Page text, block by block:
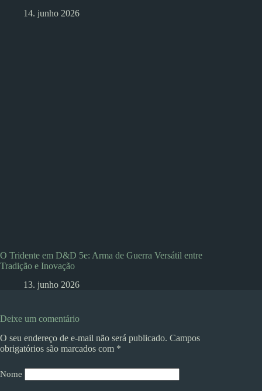
14. junho 2026
O Tridente em D&D 5e: Arma de Guerra Versátil entre
Tradição e Inovação
13. junho 2026
Deixe um comentário
O seu endereço de e-mail não será publicado. Campos
obrigatórios são marcados com *
Nome